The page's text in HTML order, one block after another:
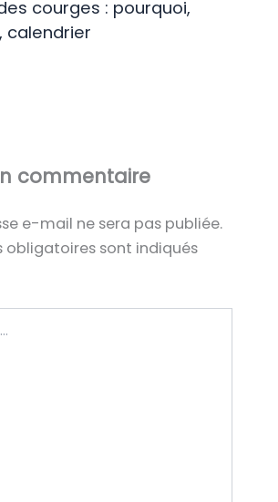
courges : pourquoi,
calendrier
commentaire
e-mail ne sera pas publiée.
obligatoires sont indiqués